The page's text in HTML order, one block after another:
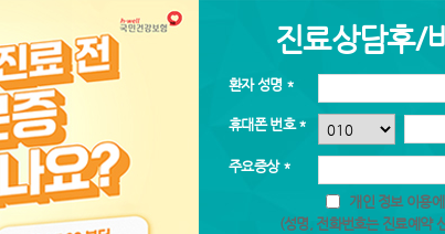
진료상담후/
환자 성명 *
휴대폰 번호 *
주요증상 *
개인 정보 이용
(성명, 전화번호는 진료예약